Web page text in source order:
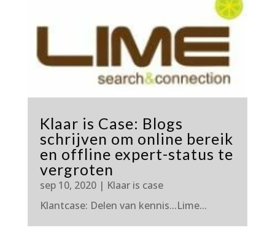
Klaar is Case: Blogs
schrijven om online bereik
en offline expert-status te
vergroten
sep 10, 2020| Klaar is case
Klantcase: Delen van kennis...Lime...